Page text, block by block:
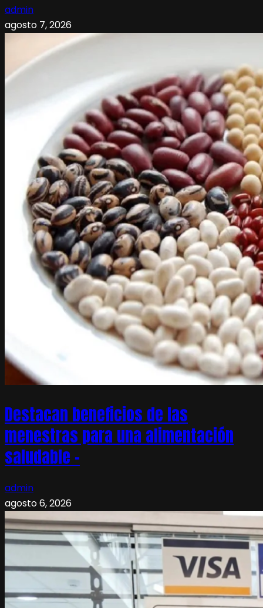
admin
agosto 7, 2026
Destacan beneficios de las
menestras para una alimentación
saludable –
admin
agosto 6, 2026